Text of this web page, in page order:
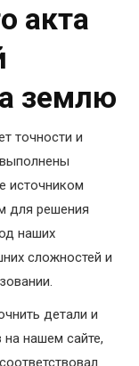
акта
землю
точности и
источником
для решения
наших
сложностей и
детали и
на нашем сайте,